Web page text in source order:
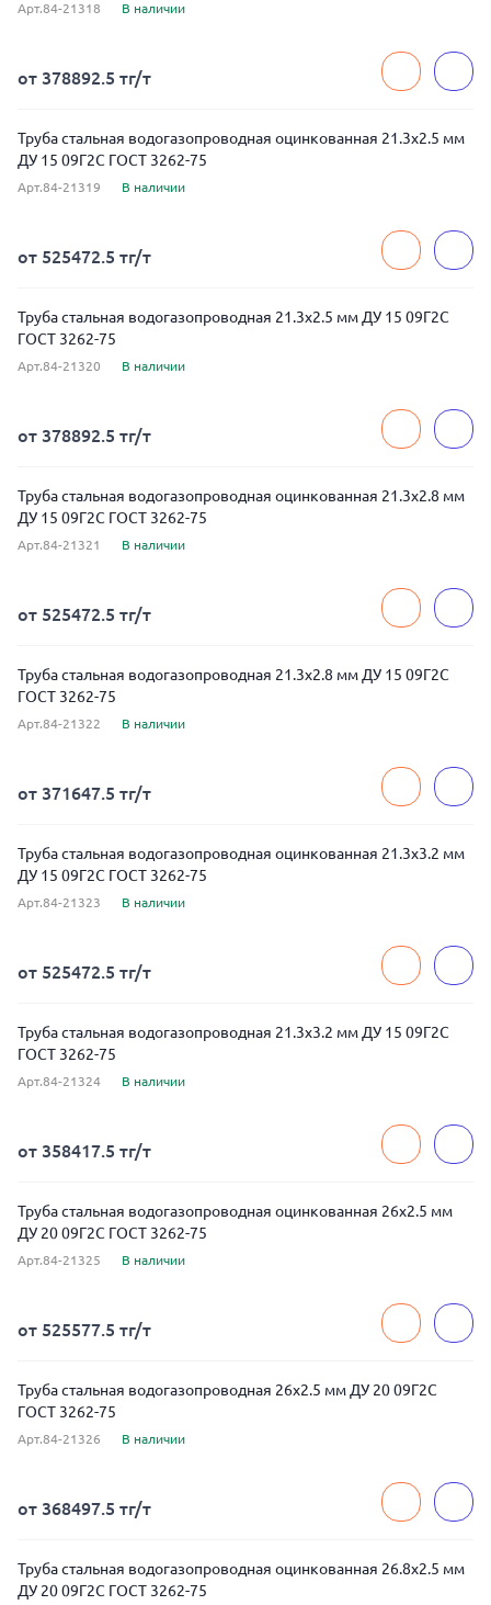
Арт.84-21318 В наличии
от 378892.5 тг/т
Труба стальная водогазопроводная оцинкованная 21.3x2.5 мм
ДУ 15 09Г2С ГОСТ 3262-75
Арт.84-21319 В наличии
от 525472.5 тг/т
Труба стальная водогазопроводная 21.3x2.5 мм ДУ 15 09Г2С
ГОСТ 3262-75
Арт.84-21320 В наличии
от 378892.5 тг/т
Труба стальная водогазопроводная оцинкованная 21.3x2.8 мм
ДУ 15 09Г2С ГОСТ 3262-75
Арт.84-21321 В наличии
от 525472.5 тг/т
Труба стальная водогазопроводная 21.3x2.8 мм ДУ 15 09Г2С
ГОСТ 3262-75
Арт.84-21322 В наличии
от 371647.5 тг/т
Труба стальная водогазопроводная оцинкованная 21.3x3.2 мм
ДУ 15 09Г2С ГОСТ 3262-75
Арт.84-21323 В наличии
от 525472.5 тг/т
Труба стальная водогазопроводная 21.3x3.2 мм ДУ 15 09Г2С
ГОСТ 3262-75
Арт.84-21324 В наличии
от 358417.5 тг/т
Труба стальная водогазопроводная оцинкованная 26x2.5 мм
ДУ 20 09Г2С ГОСТ 3262-75
Арт.84-21325 В наличии
от 525577.5 тг/т
Труба стальная водогазопроводная 26x2.5 мм ДУ 20 09Г2С
ГОСТ 3262-75
Арт.84-21326 В наличии
от 368497.5 тг/т
Труба стальная водогазопроводная оцинкованная 26.8x2.5 мм
ДУ 20 09Г2С ГОСТ 3262-75